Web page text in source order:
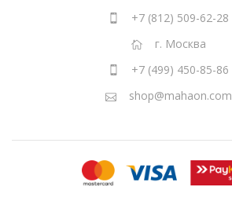
+7 (812) 509-62-28
г. Москва
+7 (499) 450-85-86
shop@mahaon.com